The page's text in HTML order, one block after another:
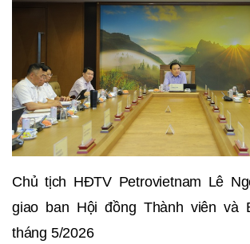
Chủ tịch HĐTV Petrovietnam Lê
giao ban Hội đồng Thành viên và
tháng 5/2026